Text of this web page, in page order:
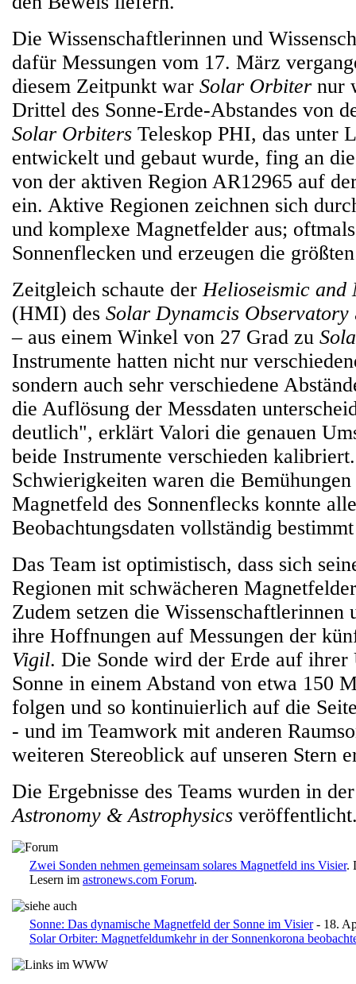
Die Wissenschaftlerinnen und
dafür Messungen vom 17. März
diesem Zeitpunkt war Solar Orbiter nur
Drittel des Sonne-Erde-Abstandes von
Solar Orbiters Teleskop PHI, das unter
entwickelt und gebaut wurde, fing an
von der aktiven Region AR12965 auf
ein. Aktive Regionen zeichnen sich
und komplexe Magnetfelder aus;
Sonnenflecken und erzeugen die
Zeitgleich schaute derHelioseismic and
(HMI) des Solar Dynamcis Observatory
– aus einem Winkel von 27 Grad zu
Instrumente hatten nicht nur
sondern auch sehr verschiedene
die Auflösung der Messdaten
deutlich", erklärt Valori die genauen
beide Instrumente verschieden
Schwierigkeiten waren die
Magnetfeld des Sonnenflecks konnte
Beobachtungsdaten vollständig
Das Team ist optimistisch, dass sich
Regionen mit schwächeren
Zudem setzen die Wissenschaftlerinnen
ihre Hoffnungen auf Messungen der
Vigil. Die Sonde wird der Erde auf ihrer
Sonne in einem Abstand von etwa 150
folgen und so kontinuierlich auf die
- und im Teamwork mit anderen
weiteren Stereoblick auf unseren Stern
Die Ergebnisse des Teams wurden in
Astronomy & Astrophysics
Zwei Sonden nehmen gemeinsam solares Magnetfeld ins Visier.
Lesern im astronews.com Forum.
Sonne: Das dynamische Magnetfeld der Sonne im Visier- 18.
Solar Orbiter: Magnetfeldumkehr in der Sonnenkorona